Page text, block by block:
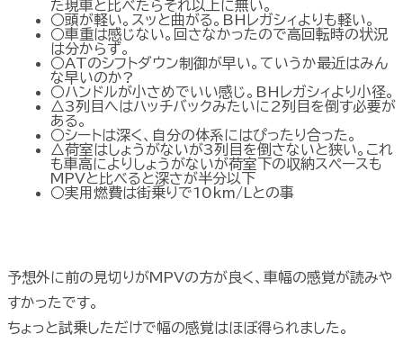
た現車と比べたらそれ以上に無い。
○頭が軽い。スッと曲がる。BHレガシィよりも軽い。
○車重は感じない。回さなかったので高回転時の状況
は分からず。
○ATのシフトダウン制御が早い。ていうか最近はみん
な早いのか?
○ハンドルが小さめでいい感じ。BHレガシィより小径。
△3列目へはハッチバックみたいに2列目を倒す必要が
ある。
○シートは深く、自分の体系にはぴったり合った。
△荷室はしょうがないが3列目を倒さないと狭い。これ
も車高によりしょうがないが荷室下の収納スペースも
MPVと比べると深さが半分以下
○実用燃費は街乗りで10km/Lとの事
予想外に前の見切りがMPVの方が良く、車幅の感覚が読みや
すかったです。
ちょっと試乗しただけで幅の感覚はほぼ得られました。